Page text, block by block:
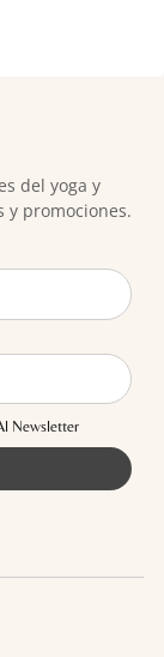
del yoga y
y promociones.
Newsletter